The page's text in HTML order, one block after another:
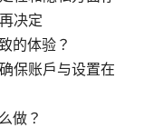
决定
的体验？
保账户与设置在
做？